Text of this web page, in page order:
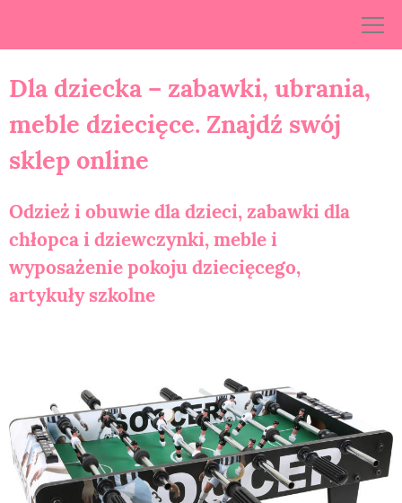
Dla dziecka – zabawki, ubrania,
meble dziecięce. Znajdź swój
sklep online
Odzież i obuwie dla dzieci, zabawki dla
chłopca i dziewczynki, meble i
wyposażenie pokoju dziecięcego,
artykuły szkolne